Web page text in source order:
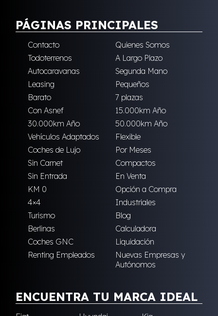
PÁGINAS PRINCIPALES
Contacto
Quienes Somos
Todoterrenos
A Largo Plazo
Autocaravanas
Segunda Mano
Leasing
Pequeños
Barato
7 plazas
Con Asnef
15.000km Año
30.000km Año
50.000km Año
Vehículos Adaptados
Flexible
Coches de Lujo
Por Meses
Sin Carnet
Compactos
Sin Entrada
En Venta
KM 0
Opción a Compra
4×4
Industriales
Turismo
Blog
Berlinas
Calculadora
Coches GNC
Liquidación
Renting Empleados
Nuevas Empresas y
Autónomos
ENCUENTRA TU MARCA IDEAL